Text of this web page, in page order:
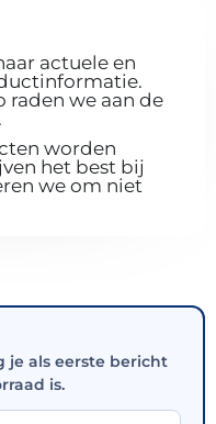
actuele en
raden we aan de
worden
het best bij
we om niet
je als eerste bericht
is.